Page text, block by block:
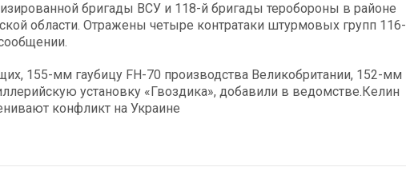
бригады ВСУ и 118-й бригады теробороны в районе
области. Отражены четыре контратаки штурмовых групп 116-
155-мм гаубицу FH-70 производства Великобритании, 152-мм
установку «Гвоздика», добавили в ведомстве.Келин
конфликт на Украине